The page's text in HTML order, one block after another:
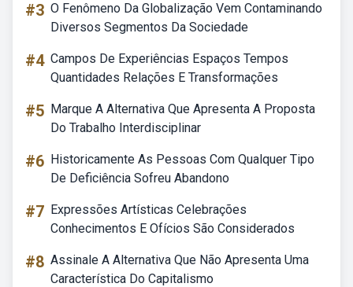
#3 O Fenômeno Da Globalização Vem Contaminando
Diversos Segmentos Da Sociedade
#4 Campos De Experiências Espaços Tempos
Quantidades Relações E Transformações
#5 Marque A Alternativa Que Apresenta A Proposta
Do Trabalho Interdisciplinar
#6 Historicamente As Pessoas Com Qualquer Tipo
De Deficiência Sofreu Abandono
#7 Expressões Artísticas Celebrações
Conhecimentos E Ofícios São Considerados
#8 Assinale A Alternativa Que Não Apresenta Uma
Característica Do Capitalismo